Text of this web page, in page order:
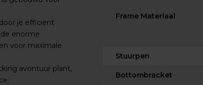
je efficiënt
enorme
voor maximale
avontuur plant,
Frame Materiaal
Stuurpen
Bottombracket